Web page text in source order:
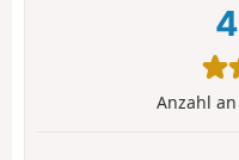
Anzahl